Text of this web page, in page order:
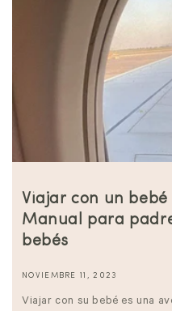
Viajar con un
Manual para
bebés
NOVIEMBRE 11, 2023
Viajar con su bebé es una